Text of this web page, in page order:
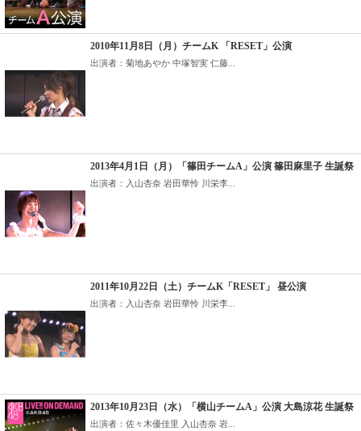
2010年11月8日（月）チームK 「RESET」公演
出演者：菊地あやか 中塚智実 仁藤...
2013年4月1日（月）「篠田チームA」公演 篠田麻里子 生誕祭
出演者：入山杏奈 岩田華怜 川栄李...
2011年10月22日（土）チームK「RESET」 昼公演
出演者：入山杏奈 岩田華怜 川栄李...
2013年10月23日（水）「横山チームA」公演 大島涼花 生誕祭
出演者：佐々木優佳里 入山杏奈 岩...